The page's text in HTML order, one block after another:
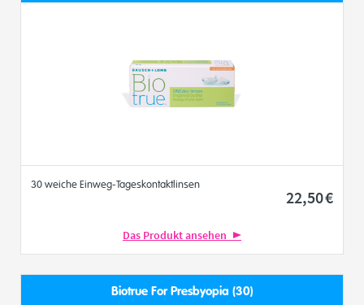
30 weiche Einweg-Tageskontaktlinsen
22,50€
Das Produkt ansehen
Biotrue For Presbyopia (30)